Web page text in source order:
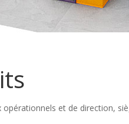
et de direction,